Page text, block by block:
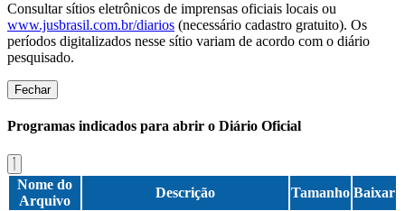
Consultar sítios eletrônicos de imprensas oficiais locais ou
www.jusbrasil.com.br/diarios (necessário cadastro gratuito). Os
períodos digitalizados nesse sítio variam de acordo com o diário
pesquisado.
Fechar
Programas indicados para abrir o Diário Oficial
Nome do
Arquivo
Descrição Tamanho Baixar